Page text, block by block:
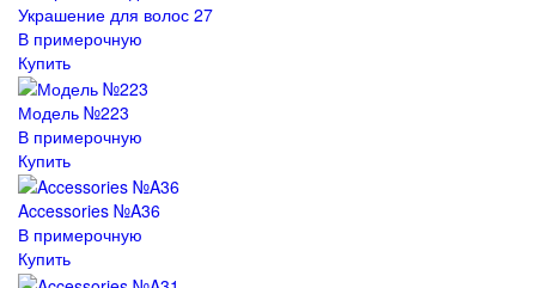
Украшение для волос 27
В примерочную
Купить
Модель №223
В примерочную
Купить
Accessories №A36
В примерочную
Купить